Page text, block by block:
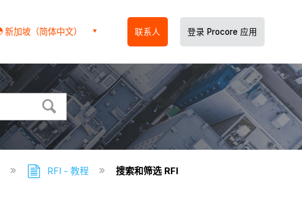
新加坡（简体中文） 联系人 登录 Procore 应用
RFI - 教程 搜索和筛选 RFI